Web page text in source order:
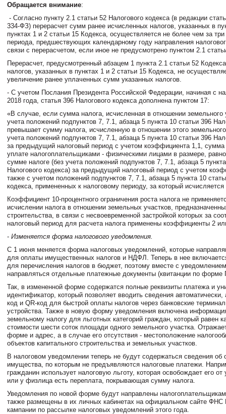
Обращается внимание:
- Согласно пункту 2.1 статьи 52 Налогового кодекса (в редакции
334-ФЗ) перерасчет сумм ранее исчисленных налогов, указанных в
пунктах 1 и 2 статьи 15 Кодекса, осуществляется не более чем за
периода, предшествующих календарному году направления
связи с перерасчетом, если иное не предусмотрено пунктом 2.1
Перерасчет, предусмотренный абзацем 1 пункта 2.1 статьи 52
налогов, указанных в пунктах 1 и 2 статьи 15 Кодекса, не
увеличение ранее уплаченных сумм указанных налогов.
- С учетом Послания Президента Российской Федерации, начиная с
2018 года, статья 396 Налогового кодекса дополнена пунктом 17:
«В случае, если сумма налога, исчисленная в отношении земельного
учета положений подпунктов 7, 7.1, абзаца 5 пункта 10 статьи 396
превышает сумму налога, исчисленную в отношении этого
учета положений подпунктов 7, 7.1, абзаца 5 пункта 10 статьи 396
за предыдущий налоговый период с учетом коэффициента 1,1, сумма
уплате налогоплательщиками - физическими лицами в размере,
сумме налоге (без учета положений подпунктов 7, 7.1, абзаца 5
Налогового кодекса) за предыдущий налоговый период с учетом
также с учетом положений подпунктов 7, 7.1, абзаца 5 пункта 10
кодекса, примененных к налоговому периоду, за который
Коэффициент 10-процентного ограничения роста налога не
исчислении налога в отношении земельных участков,
строительства, в связи с несвоевременной застройкой которых за
налоговый период для расчета налога применены коэффициенты 2
- Изменяется форма налогового уведомления.
С 1 июня меняется форма налоговых уведомлений, которые
для оплаты имущественных налогов и НДФЛ. Теперь в нее
для перечисления налогов в бюджет, поэтому вместе с
направляться отдельные платежные документы (квитанции по форме
Так, в измененной форме содержатся полные реквизиты платежа и
идентификатор, который позволяет вводить сведения
код и QR-код для быстрой оплаты налогов через банковские
устройства. Также в новую форму уведомления включена
земельному налогу для льготных категорий граждан, который равен
стоимости шести соток площади одного земельного участка.
форме и адрес, а в случае его отсутствия - местоположение
объектов капитального строительства и земельных участков.
В налоговом уведомлении теперь не будут содержаться сведения об
имущества, по которым не предъявляются налоговые платежи.
гражданин использует налоговую льготу, которая освобождает его от
или у физлица есть переплата, покрывающая сумму налога.
Уведомления по новой форме будут направлены
также размещены в их личных кабинетах на официальном сайте ФНС
кампании по рассылке налоговых уведомлений этого года.